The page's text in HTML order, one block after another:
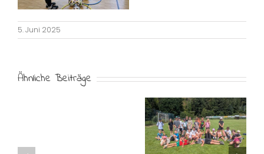
5. Juni 2025
Ähnliche Beiträge